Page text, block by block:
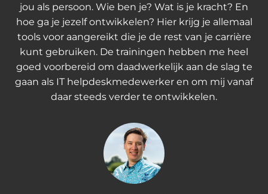
jou als persoon. Wie ben je? Wat is je kracht? En
hoe ga je jezelf ontwikkelen? Hier krijg je allemaal
tools voor aangereikt die je de rest van je carrière
kunt gebruiken. De trainingen hebben me heel
goed voorbereid om daadwerkelijk aan de slag te
gaan als IT helpdeskmedewerker en om mij vanaf
daar steeds verder te ontwikkelen.